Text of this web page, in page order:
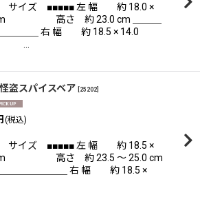
サイズ ■■■■■ 左 幅 約 18.0 ×
高さ 約 23.0 cm ＿＿＿
＿＿＿＿ 右 幅 約 18.5 × 14.0
…
盗スパイスベア 25202
(税込)
サイズ ■■■■■ 左 幅 約 18.5 ×
高さ 約 23.5 〜 25.0 cm
＿＿＿＿＿＿＿ 右 幅 約 18.5 ×